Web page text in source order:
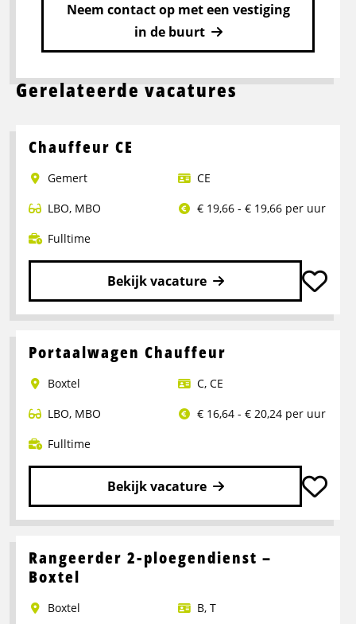
Neem contact op met een vestiging
in de buurt
Gerelateerde vacatures
Chauffeur CE
Gemert
CE
LBO, MBO
€ 19,66 - € 19,66 per uur
Fulltime
Bekijk vacature
Lees
over
CE
Portaalwagen Chauffeur
Boxtel C, CE
LBO, MBO
€ 16,64 - € 20,24 per uur
Fulltime
Bekijk vacature
Lees
over
Portaalwagen
Rangeerder 2-ploegendienst –
Boxtel
Boxtel B, T